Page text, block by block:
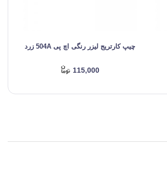
چیپ کارتریج لیزر رنگی اچ پی 504A زرد
115,000